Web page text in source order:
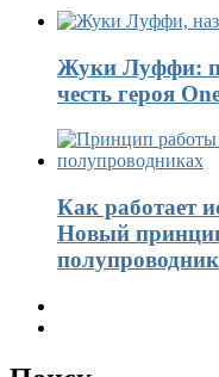
Жуки Луффи:
честь героя
Как работает
Новый